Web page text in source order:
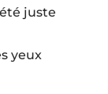
juste
yeux